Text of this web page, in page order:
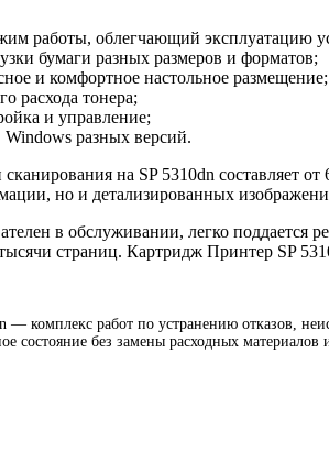
работы, облегчающий эксплуатацию
бумаги разных размеров и форматов;
и комфортное настольное размещение;
расхода тонера;
и управление;
разных версий.
на SP 5310dn составляет
но и детализированных
в обслуживании, легко
страниц. Картридж Принтер SP
— комплекс работ по устранению отказов,
состояние без замены расходных